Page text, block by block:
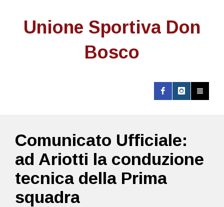
Unione Sportiva Don
Bosco
Comunicato Ufficiale:
ad Ariotti la conduzione
tecnica della Prima
squadra